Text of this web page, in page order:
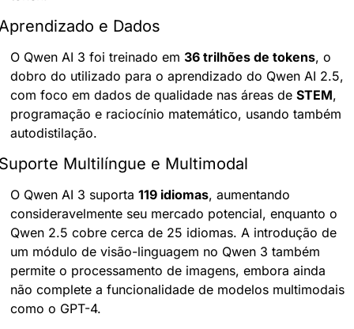
e Dados
O Qwen AI 3 foi treinado em 36 trilhões de tokens, o
dobro do utilizado para o aprendizado do Qwen AI 2.5,
com foco em dados de qualidade nas áreas de STEM,
programação e raciocínio matemático, usando também
autodistilação.
Multilíngue e Multimodal
O Qwen AI 3 suporta 119 idiomas, aumentando
consideravelmente seu mercado potencial, enquanto o
Qwen 2.5 cobre cerca de 25 idiomas. A introdução de
um módulo de visão-linguagem no Qwen 3 também
permite o processamento de imagens, embora ainda
não complete a funcionalidade de modelos multimodais
como o GPT-4.